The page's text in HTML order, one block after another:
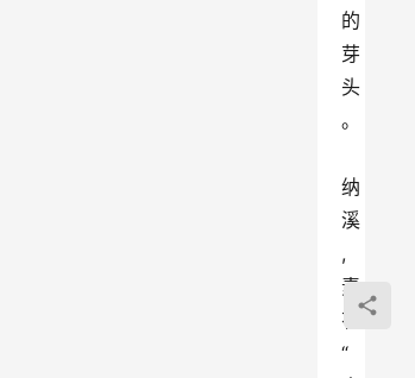
的
芽
头
。
纳
溪
,
素
有
“